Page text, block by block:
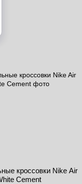
кроссовки Nike Air
Cement